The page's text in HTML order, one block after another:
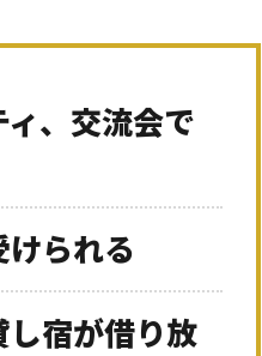
、交流会で
られる
宿が借り放